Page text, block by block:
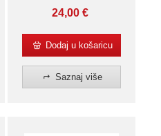
24,00€
Dodaj u košaricu
Saznaj više